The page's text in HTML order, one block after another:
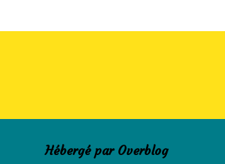
Hébergé par Overblog